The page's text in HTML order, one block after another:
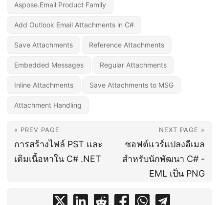
Aspose.Email Product Family
Add Outlook Email Attachments in C#
Save Attachments Reference Attachments
Embedded Messages Regular Attachments
Inline Attachments Save Attachments to MSG
Attachment Handling
« PREV PAGE
การสร้างไฟล์ PST และ
เติมเนื้อหาใน C# .NET
NEXT PAGE »
ซอฟต์แวร์แปลงอีเมล
สำหรับนักพัฒนา C# -
EML เป็น PNG